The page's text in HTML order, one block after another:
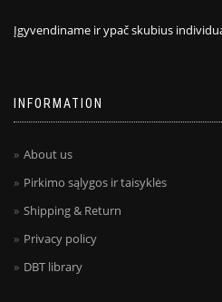
Įgyvendiname ir ypač skubius
INFORMATION
About us
Pirkimo sąlygos ir taisyklės
Shipping & Return
Privacy policy
DBT library